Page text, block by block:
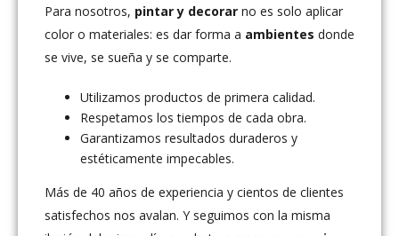
Para nosotros, pintar y decorar no es solo aplicar
color o materiales: es dar forma a ambientes donde
se vive, se sueña y se comparte.
Utilizamos productos de primera calidad.
Respetamos los tiempos de cada obra.
Garantizamos resultados duraderos y
estéticamente impecables.
Más de 40 años de experiencia y cientos de clientes
satisfechos nos avalan. Y seguimos con la misma